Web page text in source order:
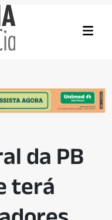
da PB
terá